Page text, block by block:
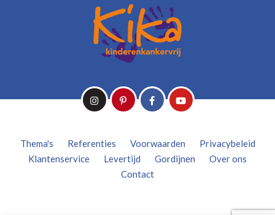
Thema's Referenties Voorwaarden
Privacybeleid
Klantenservice
Levertijd Gordijnen
Over ons
Contact